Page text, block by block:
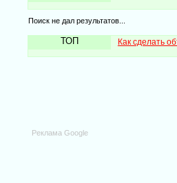
Поиск не дал результатов...
ТОП Как сделать
Реклама Google